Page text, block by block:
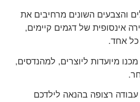
והצבעים השונים מרחיבים את
אינסופית של דגמים קיימים,
אחד.
מיועדות ליוצרים, למהנדסים,
עבודה רצופה בהנאה לילדכם